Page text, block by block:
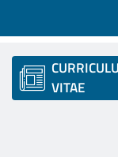
VITAE